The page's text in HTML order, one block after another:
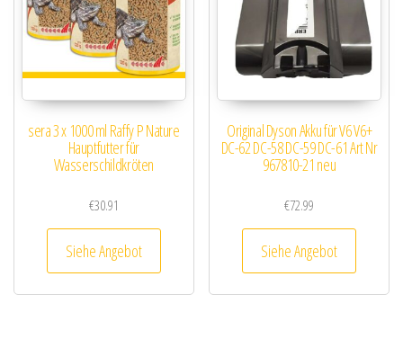
sera 3 x 1000 ml Raffy P Nature
Hauptfutter für
Wasserschildkröten
€30.91
Siehe Angebot
Original Dyson Akku für V6 V6+
DC-62 DC-58 DC-59 DC-61 Art Nr
967810-21 neu
€72.99
Siehe Angebot